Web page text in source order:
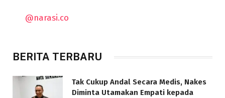
@narasi.co
BERITA TERBARU
Tak Cukup Andal Secara Medis, Nakes
Diminta Utamakan Empati kepada